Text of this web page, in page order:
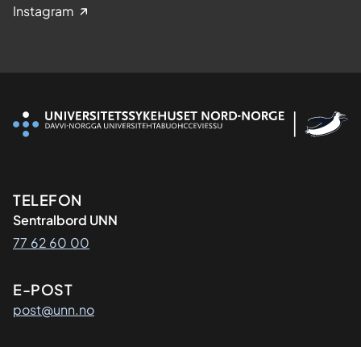
Instagram
Kontaktinformasjon
TELEFON
Sentralbord UNN
77 62 60 00
E-POST
post@unn.no